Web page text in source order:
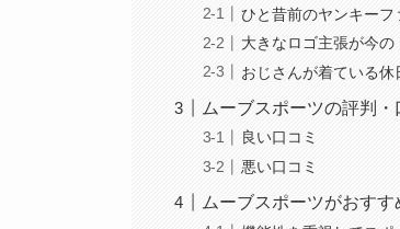
ひと昔前のヤンキー
大きなロゴ主張が今
おじさんが着ている
ムーブスポーツの評判・
良い口コミ
悪い口コミ
ムーブスポーツがおすす